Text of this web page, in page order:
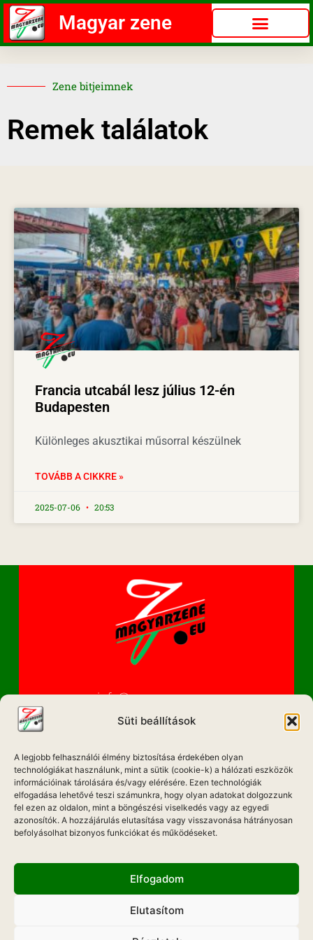
Süti beállítások
A legjobb felhasználói élmény biztosítása érdekében olyan
technológiákat használunk, mint a sütik (cookie-k) a hálózati eszközök
információinak tárolására és/vagy elérésére. Ezen technológiák
elfogadása lehetővé teszi számunkra, hogy olyan adatokat dolgozzunk
fel ezen az oldalon, mint a böngészési viselkedés vagy az egyedi
azonosítók. A hozzájárulás elutasítása vagy visszavonása hátrányosan
befolyásolhat bizonyos funkciókat és működéseket.
Elfogadom
Elutasítom
Magyar zene
Zene bitjeimnek
Remek találatok
Francia utcabál lesz július 12-én
Budapesten
Különleges akusztikai műsorral készülnek
TOVÁBB A CIKKRE »
2025-07-06 20:53
info@magyarzene.eu
IMPRESSZUM
ETIKAI KÓDEX
MÉDIA AJÁNLAT
ADATKEZELÉSI NYILATKOZAT
Hadd Szóljon!